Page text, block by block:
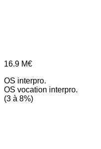
16.9 M€
OS interpro.
OS vocation interpro.
(3 à 8%)